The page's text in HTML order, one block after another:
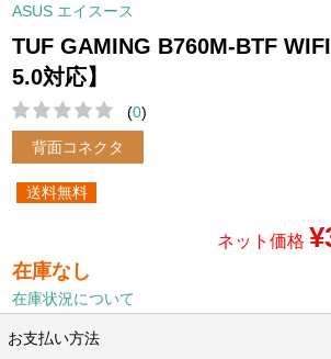
ASUS エイスース
TUF GAMING B760M-BTF
5.0対応】
(0)
背面コネクタ
送料無料
ネット価格
在庫なし
在庫状況について
お支払い方法